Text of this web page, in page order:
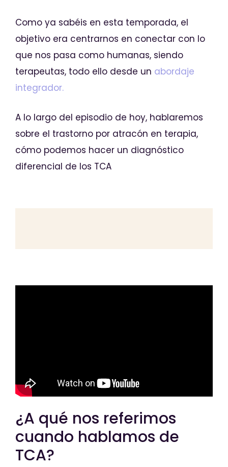
Como ya sabéis en esta temporada, el
objetivo era centrarnos en conectar con lo
que nos pasa como humanas, siendo
terapeutas, todo ello desde un abordaje
integrador.
A lo largo del episodio de hoy, hablaremos
sobre el trastorno por atracón en terapia,
cómo podemos hacer un diagnóstico
diferencial de los TCA
¿A qué nos referimos
cuando hablamos de
TCA?